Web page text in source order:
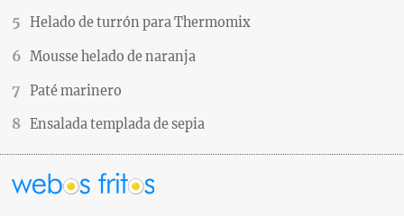
Helado de turrón para Thermomix
Mousse helado de naranja
Paté marinero
Ensalada templada de sepia